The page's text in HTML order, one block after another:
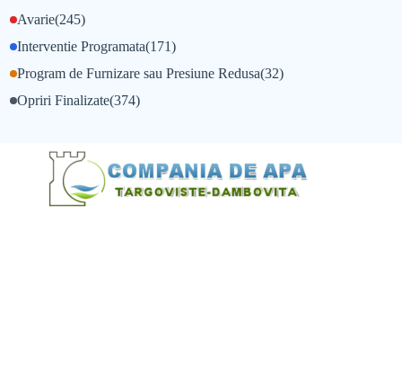
Avarie(245)
Interventie Programata(171)
Opriri Finalizate(374)
Program de Furnizare sau Presiune Redusa(32)